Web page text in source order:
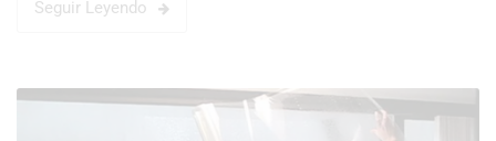
Seguir Leyendo